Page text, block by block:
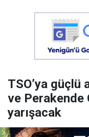
TSO’ya güçlü
ve Perakende
yarışacak